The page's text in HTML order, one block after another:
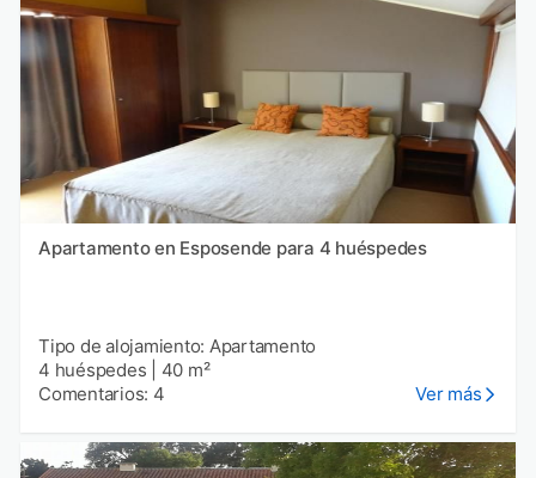
Apartamento en Esposende para 4 huéspedes
Tipo de alojamiento: Apartamento
4 huéspedes
40 m²
Comentarios: 4
Ver más